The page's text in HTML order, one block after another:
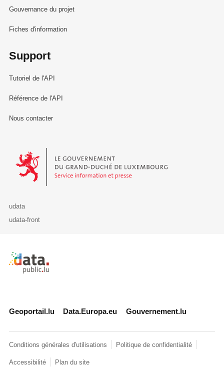
Gouvernance du projet
Fiches d'information
Support
Tutoriel de l'API
Référence de l'API
Nous contacter
Le Gouvernement du Grand-Duché de Luxembourg - Service
udata
udata-front
Retour à l'accueil de data.public.lu
Geoportail.lu Data.Europa.eu Gouvernement.lu
Conditions générales d'utilisations Politique de confidentialité
Accessibilité Plan du site